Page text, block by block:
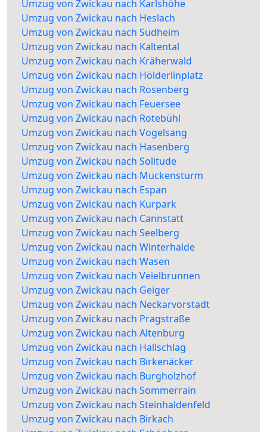
Umzug von Zwickau nach Karlshöhe
Umzug von Zwickau nach Heslach
Umzug von Zwickau nach Südheim
Umzug von Zwickau nach Kaltental
Umzug von Zwickau nach Kräherwald
Umzug von Zwickau nach Hölderlinplatz
Umzug von Zwickau nach Rosenberg
Umzug von Zwickau nach Feuersee
Umzug von Zwickau nach Rotebühl
Umzug von Zwickau nach Vogelsang
Umzug von Zwickau nach Hasenberg
Umzug von Zwickau nach Solitude
Umzug von Zwickau nach Muckensturm
Umzug von Zwickau nach Espan
Umzug von Zwickau nach Kurpark
Umzug von Zwickau nach Cannstatt
Umzug von Zwickau nach Seelberg
Umzug von Zwickau nach Winterhalde
Umzug von Zwickau nach Wasen
Umzug von Zwickau nach Veielbrunnen
Umzug von Zwickau nach Geiger
Umzug von Zwickau nach Neckarvorstadt
Umzug von Zwickau nach Pragstraße
Umzug von Zwickau nach Altenburg
Umzug von Zwickau nach Hallschlag
Umzug von Zwickau nach Birkenäcker
Umzug von Zwickau nach Burgholzhof
Umzug von Zwickau nach Sommerrain
Umzug von Zwickau nach Steinhaldenfeld
Umzug von Zwickau nach Birkach